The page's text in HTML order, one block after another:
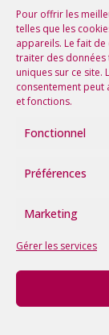
Pour offrir les
telles que les
appareils. Le fait
traiter des données
uniques sur ce site.
consentement peut
et fonctions.
Fonctionnel
Préférences
Marketing
Gérer les services
Voir tous les
Suivez-nous
tous